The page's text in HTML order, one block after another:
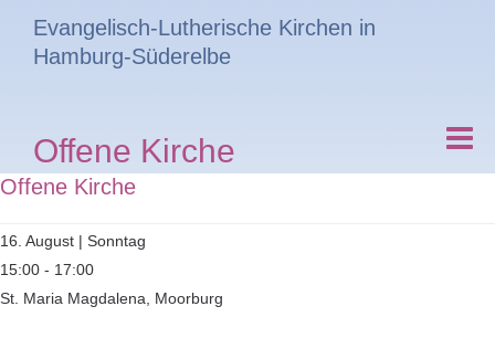
Evangelisch-Lutherische Kirchen in
Hamburg-Süderelbe
Offene Kirche
Offene Kirche
16. August | Sonntag
15:00 - 17:00
St. Maria Magdalena, Moorburg